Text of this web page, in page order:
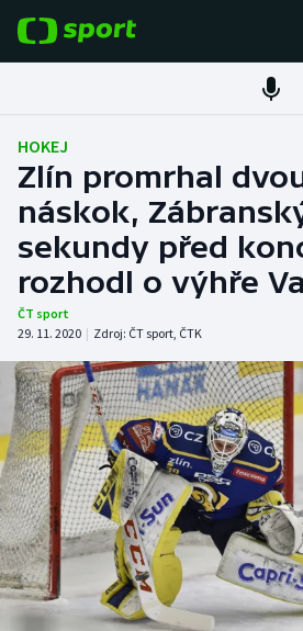
Fotbal
Hokej
Tenis
Atletika
DALŠÍ SPORTY
Americký fotbal
Baseball a softbal
Basketbal
Biatlon
NEPŘEHLÉDNĚTE
Soutěže
Historické návraty
Aplikace ČT sport
HOKEJ
Zlín promrhal
náskok,
sekundy před
rozhodl o výhře
ČT sport
29. 11. 2020 | Zdroj: ČT sport, ČTK